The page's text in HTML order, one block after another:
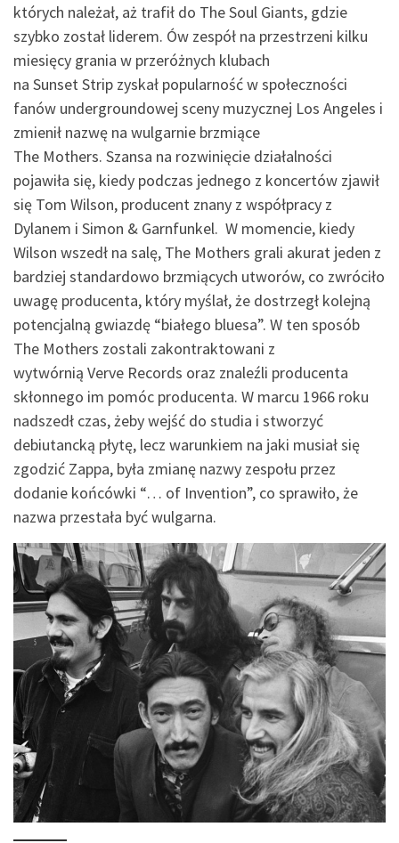
których należał, aż trafił do The Soul Giants, gdzie
szybko został liderem. Ów zespół na przestrzeni kilku
miesięcy grania w przeróżnych klubach
na Sunset Strip zyskał popularność w społeczności
fanów undergroundowej sceny muzycznej Los Angeles i
zmienił nazwę na wulgarnie brzmiące
The Mothers. Szansa na rozwinięcie działalności
pojawiła się, kiedy podczas jednego z koncertów zjawił
się Tom Wilson, producent znany z współpracy z
Dylanem i Simon & Garnfunkel. W momencie, kiedy
Wilson wszedł na salę, The Mothers grali akurat jeden z
bardziej standardowo brzmiących utworów, co zwróciło
uwagę producenta, który myślał, że dostrzegł kolejną
potencjalną gwiazdę “białego bluesa”. W ten sposób
The Mothers zostali zakontraktowani z
wytwórnią Verve Records oraz znaleźli producenta
skłonnego im pomóc producenta. W marcu 1966 roku
nadszedł czas, żeby wejść do studia i stworzyć
debiutancką płytę, lecz warunkiem na jaki musiał się
zgodzić Zappa, była zmianę nazwy zespołu przez
dodanie końcówki “… of Invention”, co sprawiło, że
nazwa przestała być wulgarna.